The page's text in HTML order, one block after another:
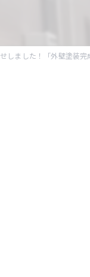
しました！「外壁塗装